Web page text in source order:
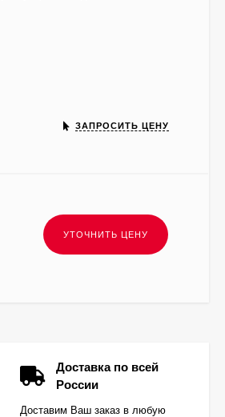
ЗАПРОСИТЬ ЦЕНУ
Доставка по всей
России
Доставим Ваш заказ в любую